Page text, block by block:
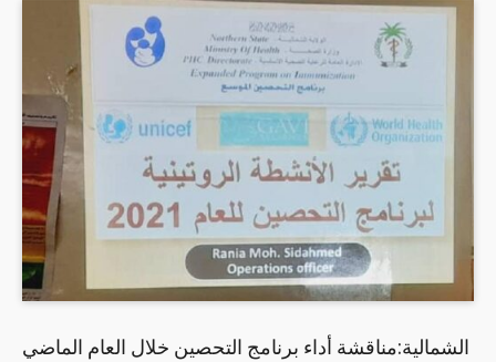
الشمالية:مناقشة أداء برنامج التحصين خلال العام الماضي